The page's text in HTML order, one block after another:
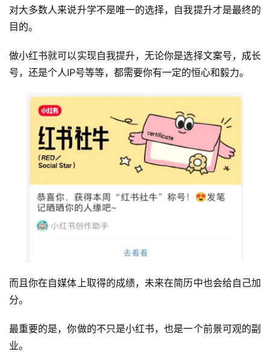
对大多数人来说升学不是唯一的选择，自我提升才是最终的
目的。
做小红书就可以实现自我提升，无论你是选择文案号，成长
号，还是个人IP号等等，都需要你有一定的恒心和毅力。
而且你在自媒体上取得的成绩，未来在简历中也会给自己加
分。
最重要的是，你做的不只是小红书，也是一个前景可观的副
业。